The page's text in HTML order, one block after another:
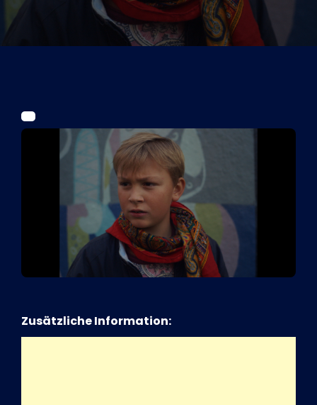
Tickets
Kurier Romy 2026
Zusätzliche Information: